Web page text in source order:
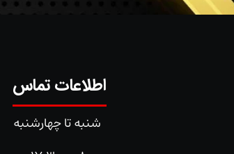
اطلاعات تماس
شنبه تا چهارشنبه